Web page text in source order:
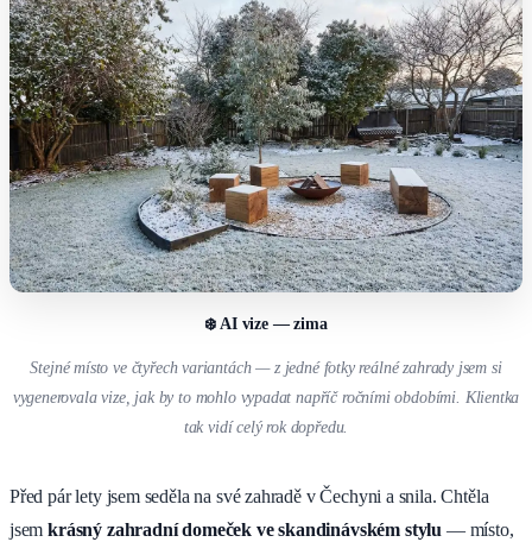
❄️ AI vize — zima
Stejné místo ve čtyřech variantách — z jedné fotky reálné zahrady jsem si
vygenerovala vize, jak by to mohlo vypadat napříč ročními obdobími. Klientka
tak vidí celý rok dopředu.
Před pár lety jsem seděla na své zahradě v Čechyni a snila. Chtěla
jsemkrásný zahradní domeček ve skandinávském stylu — místo,